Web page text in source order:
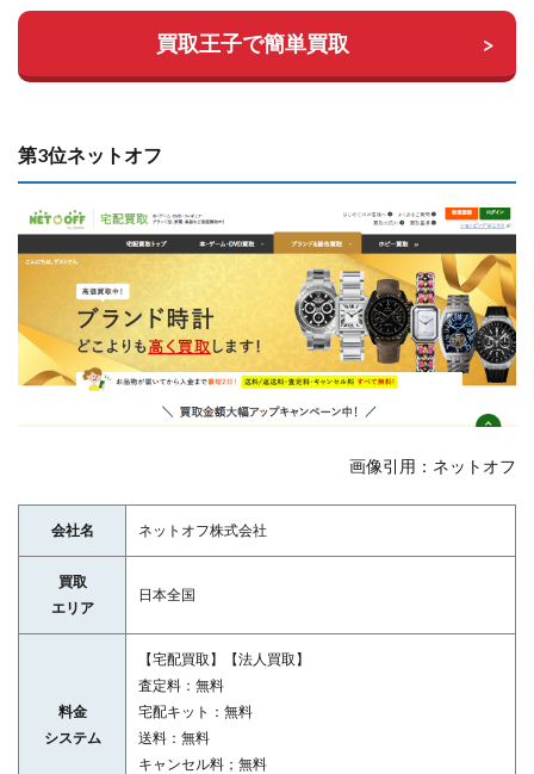
買取王子で簡単買取
第3位ネットオフ
画像引用：ネットオフ
会社名 ネットオフ株式会社
買取
エリア
日本全国
料金
システム
【宅配買取】【法人買取】
査定料：無料
宅配キット：無料
送料：無料
キャンセル料；無料